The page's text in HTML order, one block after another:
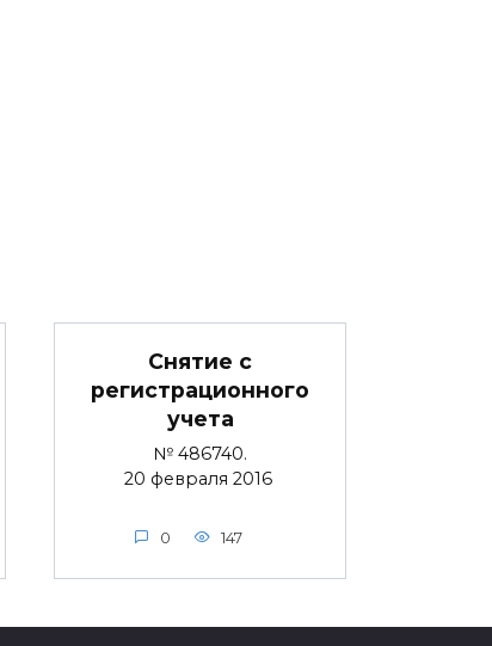
Снятие с
регистрационного
учета
№ 486740.
20 февраля 2016
0 147